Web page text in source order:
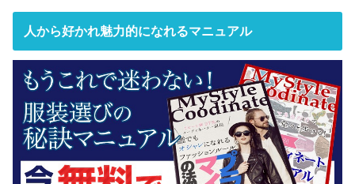
人から好かれ魅力的になれるマニュアル